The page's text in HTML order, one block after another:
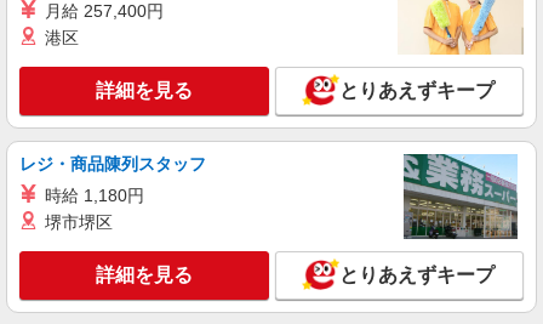
キープ 詳細を見る
派遣社員
株式会社kotrio /●YK-H-1562442
愛甲石田駅▼補助メイン！綺麗な病院で車いす
時給1600円〜2250円 ＜日払い有/週払い有/交
通費全支給(ガソリン代含む)＞
厚木市愛名//最寄り駅：愛甲石田
月給 257,400円
港区
詳細を見る とりあえずキープ
レジ・商品陳列スタッフ
時給 1,180円
堺市堺区
詳細を見る とりあえずキープ